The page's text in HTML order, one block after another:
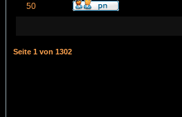
50
Seite 1 von 1302